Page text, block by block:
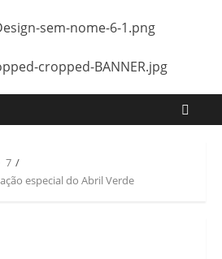
7
especial do Abril Verde